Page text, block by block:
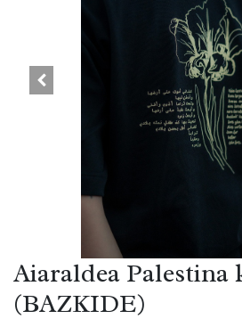
Aiaraldea Palestina
(BAZKIDE)